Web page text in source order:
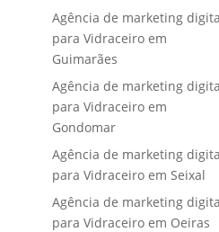
Agência de marketing
para Vidraceiro em
Guimarães
Agência de marketing
para Vidraceiro em
Gondomar
Agência de marketing
para Vidraceiro em Seixal
Agência de marketing
para Vidraceiro em Oeiras